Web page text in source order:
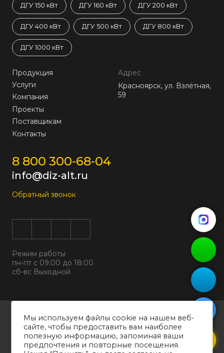
ДГУ 150 кВт ДГУ 160 кВт ДГУ 200 кВт
ДГУ 400 кВт ДГУ 500 кВт ДГУ 800 кВт
ДГУ 1000 кВт
Продукция
Услуги
Компания
Проекты
Поставщикам
Контакты
Адрес
Красноярск, ул. Взлётная,
59
8 800 300-68-04
info@diz-alt.ru
Обратный звонок
Режим работы
пн-пт с 09:00 до 18:00
сб-вс Выходной
Все права защищены © 2026
ООО "ДИЗАЛЬТ"
ИНН 6318069799 ОГРН 1226300038194
Политика конфиденциальности
Мы используем файлы cookie на нашем веб-
сайте, чтобы предоставить вам наиболее
полезную информацию, запоминая ваши
предпочтения и повторные посещения.